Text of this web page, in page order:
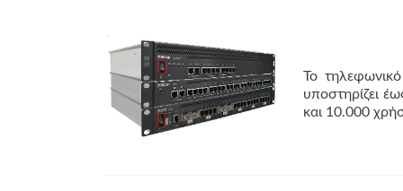
Το
υποστηρίζει
και 10.000